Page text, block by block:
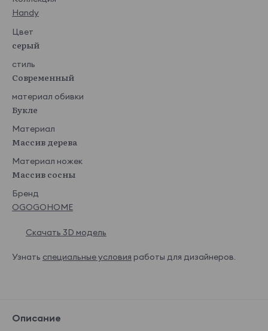
Handy
Цвет
серый
стиль
Современный
материал обивки
Букле
Материал
Массив дерева
Материал ножек
Массив сосны
Бренд
OGOGOHOME
Скачать 3D модель
Узнать специальные условия работы для дизайнеров.
Описание